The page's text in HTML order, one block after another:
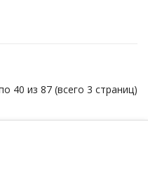
40 из 87 (всего 3 страниц)